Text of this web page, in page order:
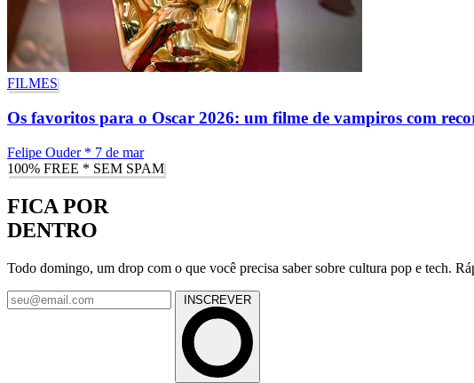
FILMES
Os favoritos para o Oscar 2026: um filme de vampiros com
Felipe Ouder * 7 de mar
100% FREE * SEM SPAM
FICA POR
DENTRO
Todo domingo, um drop com o que você precisa saber sobre cultura pop e tech.
INSCREVER